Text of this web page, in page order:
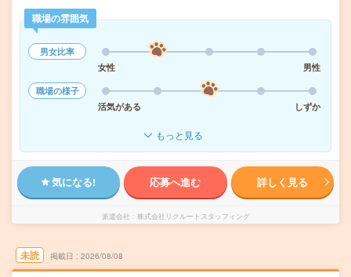
職場の雰囲気
男女比率
女性
男性
職場の様子
活気がある
しずか
もっと見る
気になる! 応募へ進む 詳しく見る
派遣会社 株式会社リクルートスタッフィング
未読 掲載日 2026/08/08